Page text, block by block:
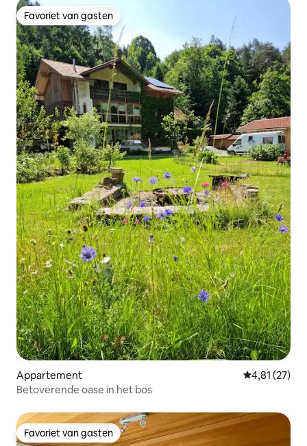
Favoriet van gasten
Favoriet van gasten
Appartement Gemiddelde
4,81 (27)
Betoverende oase in het bos
Favoriet van gasten
Favoriet van gasten